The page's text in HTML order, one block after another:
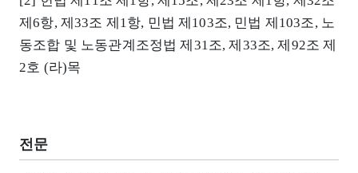
제6항, 제33조 제1항, 민법 제103조, 민법 제103조, 노
동조합 및 노동관계조정법 제31조, 제33조, 제92조 제
2호 (라)목
전문